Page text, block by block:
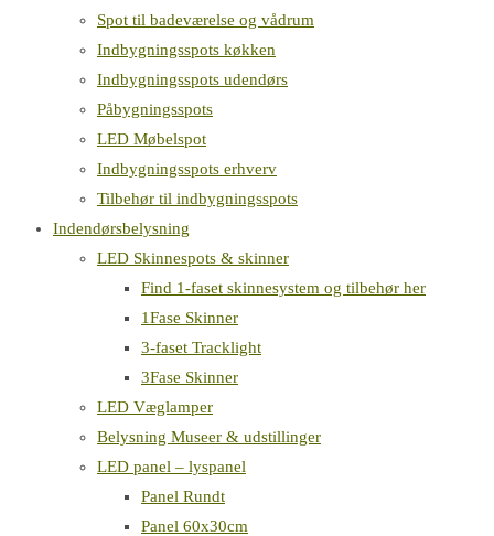
Spot til badeværelse og vådrum
Indbygningsspots køkken
Indbygningsspots udendørs
Påbygningsspots
LED Møbelspot
Indbygningsspots erhverv
Tilbehør til indbygningsspots
Indendørsbelysning
LED Skinnespots & skinner
Find 1-faset skinnesystem og tilbehør her
1Fase Skinner
3-faset Tracklight
3Fase Skinner
LED Væglamper
Belysning Museer & udstillinger
LED panel – lyspanel
Panel Rundt
Panel 60x30cm